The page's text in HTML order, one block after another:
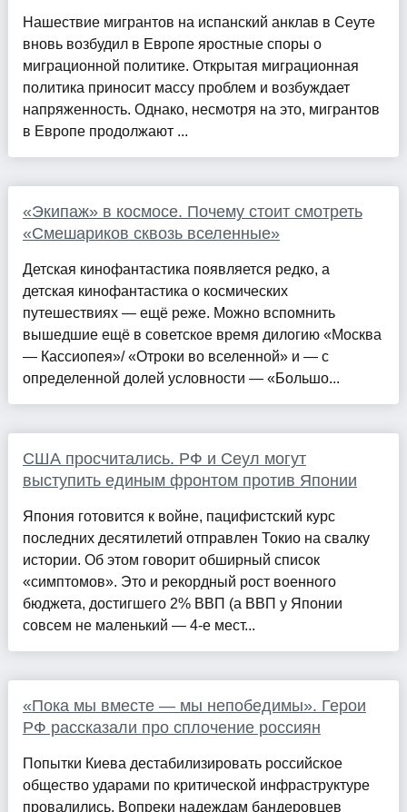
Нашествие мигрантов на испанский анклав в Сеуте
вновь возбудил в Европе яростные споры о
миграционной политике. Открытая миграционная
политика приносит массу проблем и возбуждает
напряженность. Однако, несмотря на это, мигрантов
в Европе продолжают ...
«Экипаж» в космосе. Почему стоит смотреть
«Смешариков сквозь вселенные»
Детская кинофантастика появляется редко, а
детская кинофантастика о космических
путешествиях — ещё реже. Можно вспомнить
вышедшие ещё в советское время дилогию «Москва
— Кассиопея»/ «Отроки во вселенной» и — с
определенной долей условности — «Большо...
США просчитались. РФ и Сеул могут
выступить единым фронтом против Японии
Япония готовится к войне, пацифистский курс
последних десятилетий отправлен Токио на свалку
истории. Об этом говорит обширный список
«симптомов». Это и рекордный рост военного
бюджета, достигшего 2% ВВП (а ВВП у Японии
совсем не маленький — 4-е мест...
«Пока мы вместе — мы непобедимы». Герои
РФ рассказали про сплочение россиян
Попытки Киева дестабилизировать российское
общество ударами по критической инфраструктуре
провалились. Вопреки надеждам бандеровцев